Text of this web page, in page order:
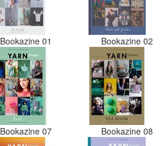
Bookazine 01 Bookazine 02
Bookazine 07 Bookazine 08